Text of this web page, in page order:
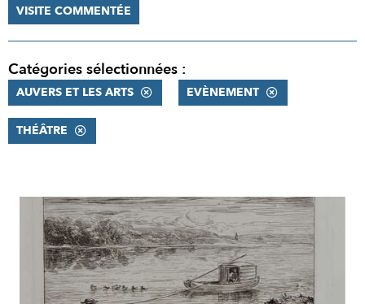
VISITE COMMENTÉE
Catégories sélectionnées :
AUVERS ET LES ARTS EVÈNEMENT
THÉÂTRE
RÉSULTATS